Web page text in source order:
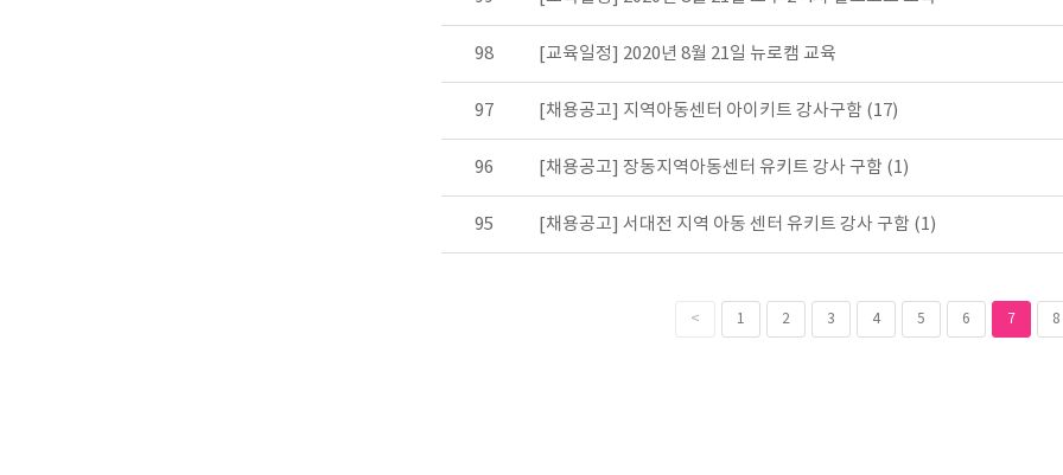
98 [교육일정] 2020년 8월 21일 뉴로캠 교육
97 [채용공고] 지역아동센터 아이키트 강사구함 (17)
96 [채용공고] 장동지역아동센터 유키트 강사 구함 (1)
95 [채용공고] 서대전 지역 아동 센터 유키트 강사 구함 (1)
< 1 2 3 4 5 6 7 8